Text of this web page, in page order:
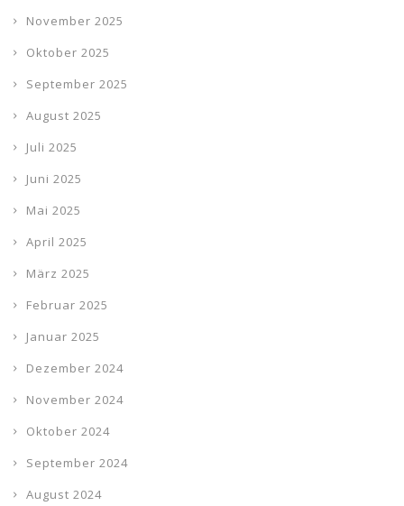
November 2025
Oktober 2025
September 2025
August 2025
Juli 2025
Juni 2025
Mai 2025
April 2025
März 2025
Februar 2025
Januar 2025
Dezember 2024
November 2024
Oktober 2024
September 2024
August 2024